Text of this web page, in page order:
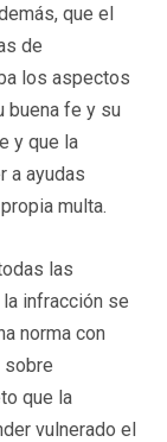
que el
de
los aspectos
buena fe y su
y que la
a ayudas
multa.
las
infracción se
norma con
sobre
que la
vulnerado el